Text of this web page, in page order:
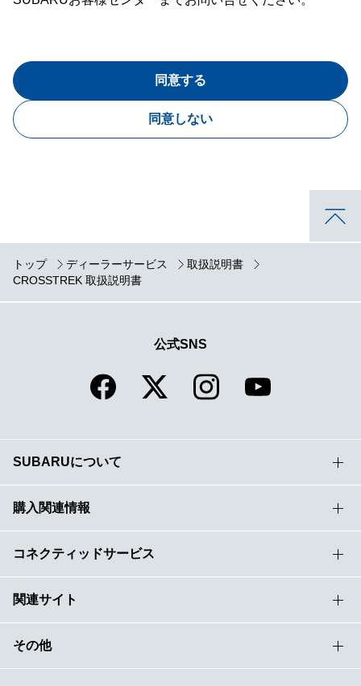
同意する
同意しない
トップ ディーラーサービス
取扱説明書
CROSSTREK 取扱説明書
公式SNS
SUBARUについて
購入関連情報
コネクティッドサービス
関連サイト
その他